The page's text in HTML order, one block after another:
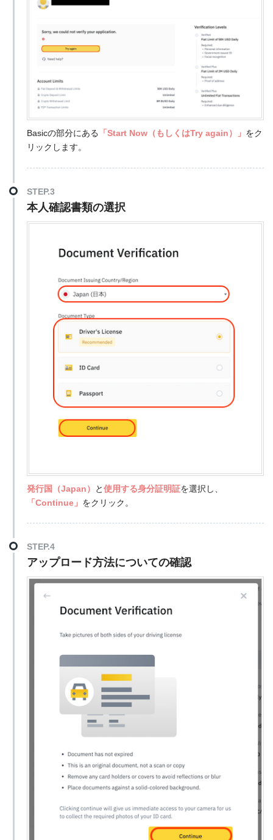
Basicの部分にある 「Start Now（もしくはTry again）」 をク
リックします。
STEP.3
本人確認書類の選択
発行国（Japan） と使用する身分証明証を選択し、
「Continue」 をクリック。
STEP.4
アップロード方法についての確認